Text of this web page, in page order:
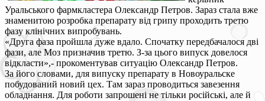
Уральського фармкластера Олександр Петров. Зараз стала вже
знаменитою розробка препарату від грипу проходить третю
фазу клінічних випробувань.
«Друга фаза пройшла дуже вдало. Спочатку передбачалося дві
фази, але Моз призначив третю. З-за цього випуск довелося
відкласти»,- прокоментував ситуацію Олександр Петров.
За його словами, для випуску препарату в Новоуральске
побудований новий цех. Там зараз проводиться завезення
обладнання. Для роботи запрошені не тільки російські, але й